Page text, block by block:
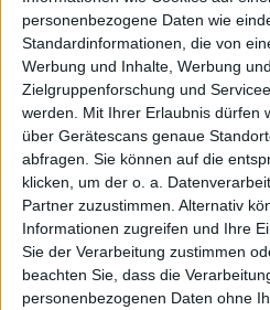
personenbezogene Daten wie
Standardinformationen, die von
Werbung und Inhalte, Werbung
Zielgruppenforschung und
werden.
Mit Ihrer Erlaubnis dürfen
über Gerätescans genaue
abfragen. Sie können auf die
klicken, um der o. a.
Partner zuzustimmen. Alternativ
Informationen zugreifen und Ihre
Sie der Verarbeitung zustimmen
beachten Sie, dass die
personenbezogenen Daten ohne